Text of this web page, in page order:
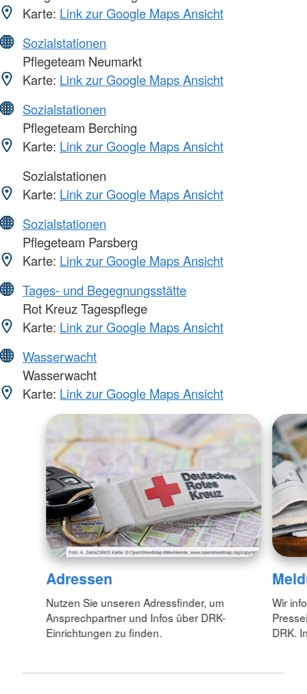
Karte: Link zur Google Maps Ansicht
Sozialstationen
Pflegeteam Neumarkt
Karte: Link zur Google Maps Ansicht
Sozialstationen
Pflegeteam Berching
Karte: Link zur Google Maps Ansicht
Sozialstationen
Karte: Link zur Google Maps Ansicht
Sozialstationen
Pflegeteam Parsberg
Karte: Link zur Google Maps Ansicht
Tages- und Begegnungsstätte
Rot Kreuz Tagespflege
Karte: Link zur Google Maps Ansicht
Wasserwacht
Wasserwacht
Karte: Link zur Google Maps Ansicht
Adressen
Nutzen Sie unseren Adressfinder, um
Ansprechpartner und Infos über DRK-
Einrichtungen zu finden.
Wir
DRK.